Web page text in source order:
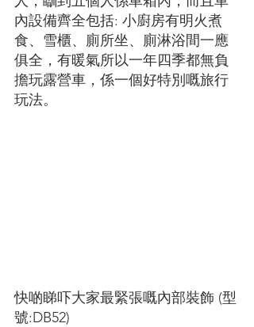
內設備齊全包括: 小廚房有明火煮
食、雪櫃、廁所坐、廁淋浴間一應
俱全，有暖氣所以一年四季都無負
擔玩露營車，係一個好特別嘅旅行
玩法。
快啲睇吓大家最緊張嘅內部裝飾 (型
號:DB52)